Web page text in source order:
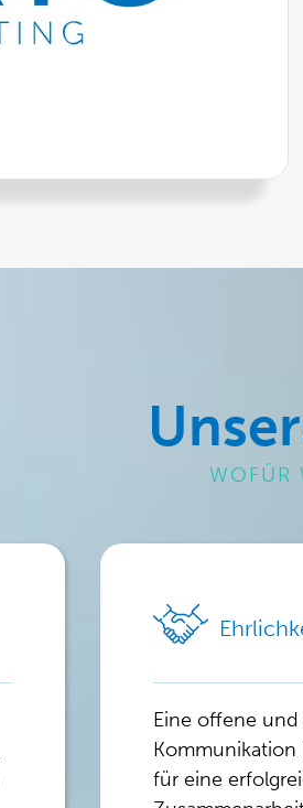
WOFÜR
Eine offene
Kommunikation
für eine